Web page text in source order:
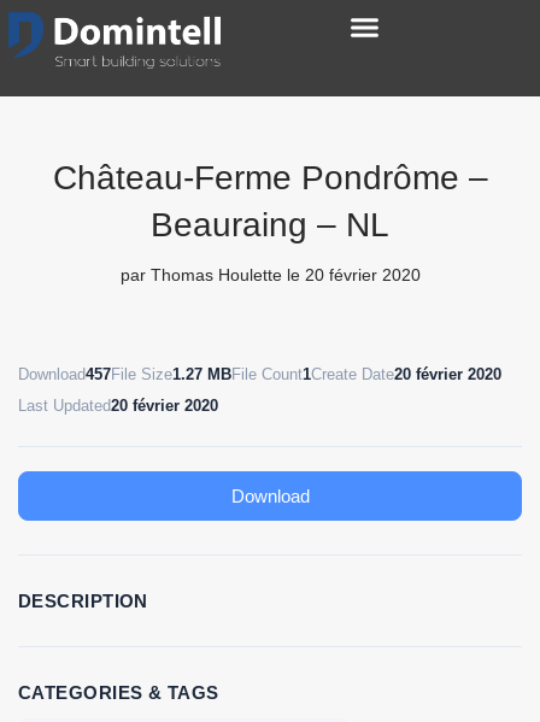
Château-Ferme Pondrôme –
Beauraing – NL
par Thomas Houlette le 20 février 2020
Download457File Size1.27 MBFile Count1Create Date20 février 2020
Last Updated20 février 2020
Download
DESCRIPTION
CATEGORIES & TAGS